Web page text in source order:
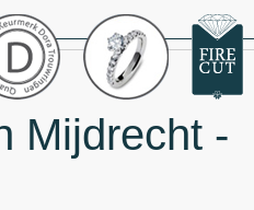
Mijdrecht -